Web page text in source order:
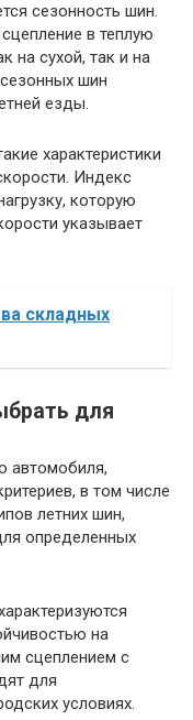
сезонность шин.
в теплую
на сухой, так и на
шин
езды.
характеристики
Индекс
которую
указывает
складных
для
автомобиля,
в том числе
летних шин,
определенных
на
сцеплением с
для
условиях.